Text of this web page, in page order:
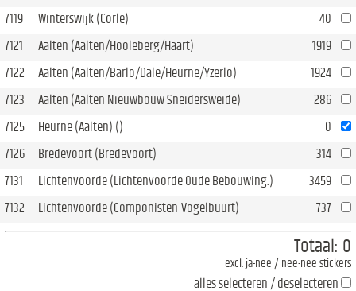
7119
Winterswijk (Corle)
40
7121
Aalten (Aalten/Hooleberg/Haart)
1919
7122
Aalten (Aalten/Barlo/Dale/Heurne/Yzerlo)
1924
7123
Aalten (Aalten Nieuwbouw Sneidersweide)
286
7125
Heurne (Aalten) ()
0
7126
Bredevoort (Bredevoort)
314
7131
Lichtenvoorde (Lichtenvoorde Oude Bebouwing.)
3459
7132
Lichtenvoorde (Componisten-Vogelbuurt) 737
Totaal: 0
excl. ja-nee / nee-nee stickers
alles selecteren / deselecteren